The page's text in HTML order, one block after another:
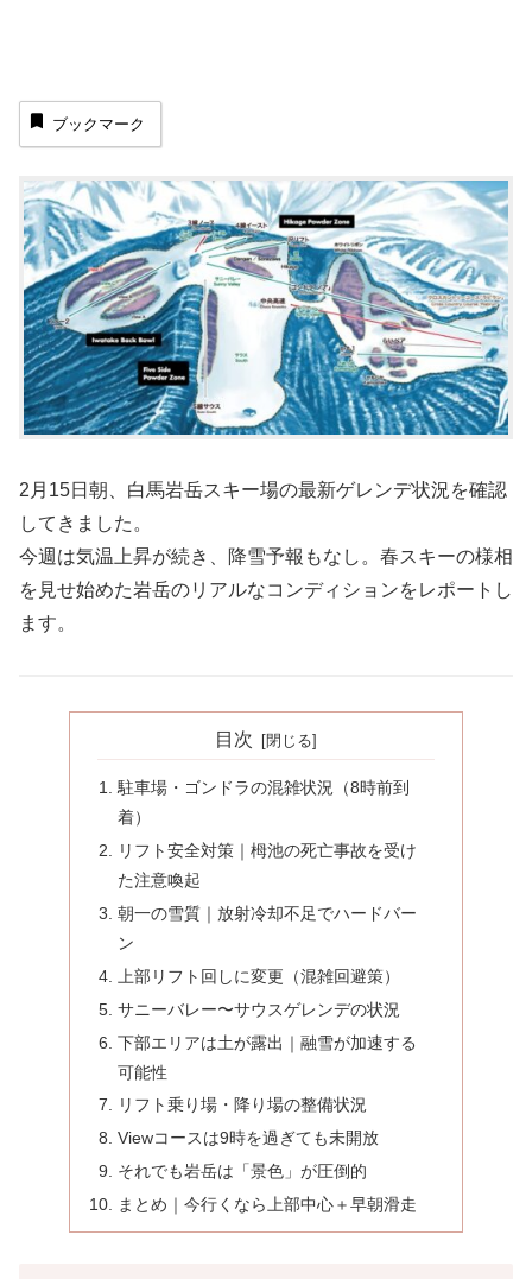
ブックマーク
2月15日朝、白馬岩岳スキー場の最新ゲレンデ状況を確認
してきました。
今週は気温上昇が続き、降雪予報もなし。春スキーの様相
を見せ始めた岩岳のリアルなコンディションをレポートし
ます。
目次
駐車場・ゴンドラの混雑状況（8時前到
着）
リフト安全対策｜栂池の死亡事故を受け
た注意喚起
朝一の雪質｜放射冷却不足でハードバー
ン
上部リフト回しに変更（混雑回避策）
サニーバレー〜サウスゲレンデの状況
下部エリアは土が露出｜融雪が加速する
可能性
リフト乗り場・降り場の整備状況
Viewコースは9時を過ぎても未開放
それでも岩岳は「景色」が圧倒的
まとめ｜今行くなら上部中心＋早朝滑走